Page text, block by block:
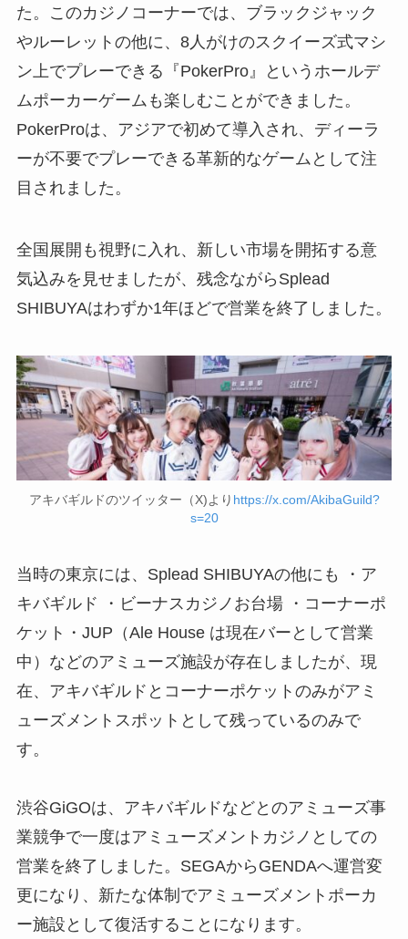
た。このカジノコーナーでは、ブラックジャック
やルーレットの他に、8人がけのスクイーズ式マシ
ン上でプレーできる『PokerPro』というホールデ
ムポーカーゲームも楽しむことができました。
PokerProは、アジアで初めて導入され、ディーラ
ーが不要でプレーできる革新的なゲームとして注
目されました。
全国展開も視野に入れ、新しい市場を開拓する意
気込みを見せましたが、残念ながらSplead
SHIBUYAはわずか1年ほどで営業を終了しました。
アキバギルドのツイッター（X)より https://x.com/AkibaGuild?
s=20
当時の東京には、Splead SHIBUYAの他にも ・ア
キバギルド ・ビーナスカジノお台場 ・コーナーポ
ケット・JUP（Ale House は現在バーとして営業
中）などのアミューズ施設が存在しましたが、現
在、アキバギルドとコーナーポケットのみがアミ
ューズメントスポットとして残っているのみで
す。
渋谷GiGOは、アキバギルドなどとのアミューズ事
業競争で一度はアミューズメントカジノとしての
営業を終了しました。SEGAからGENDAへ運営変
更になり、新たな体制でアミューズメントポーカ
ー施設として復活することになります。